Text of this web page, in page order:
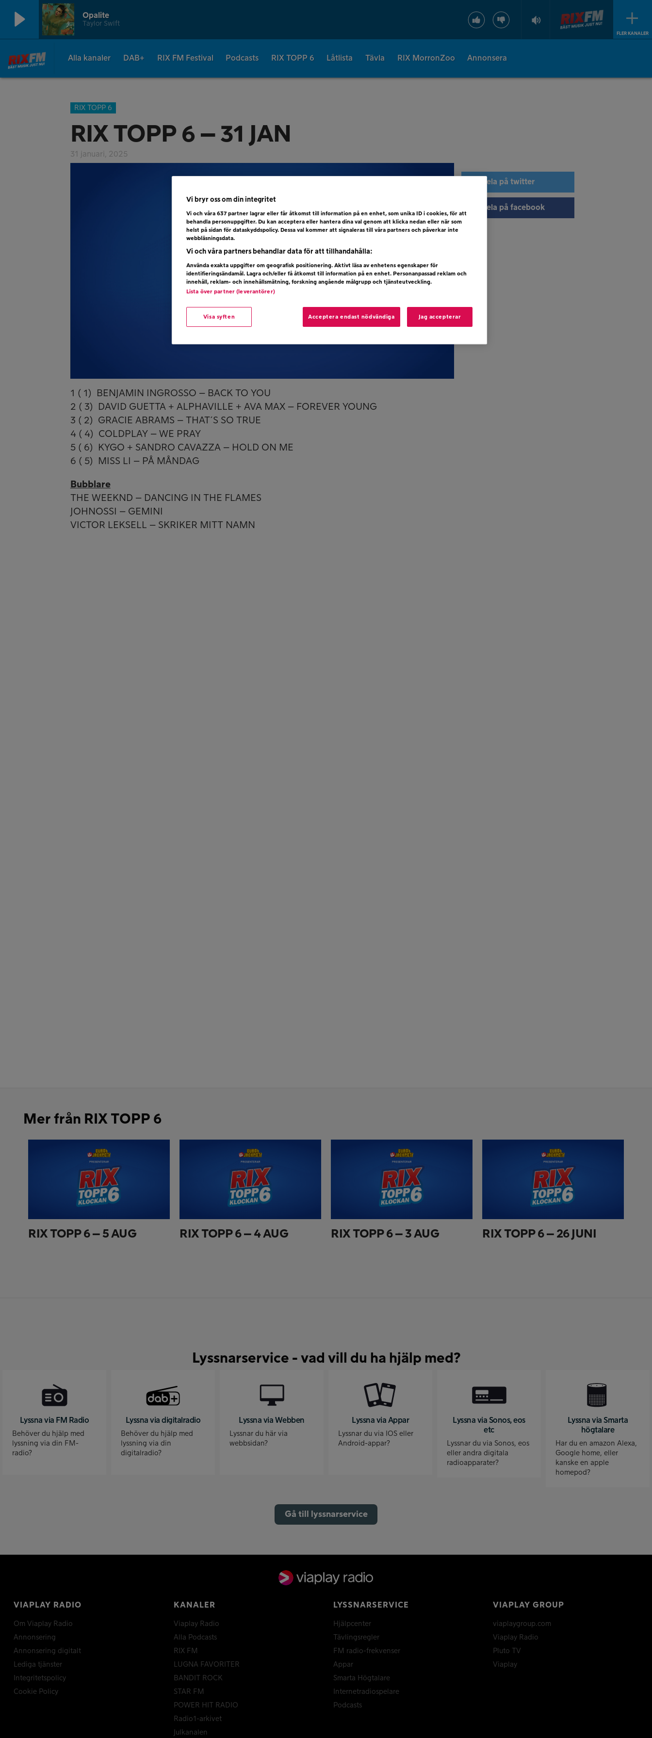
Opalite
Taylor Swift
FLER KANALER
Alla kanaler DAB+ RIX FM Festival Podcasts RIX TOPP 6 Låtlista Tävla RIX MorronZoo Annonsera
RIX TOPP 6
RIX TOPP 6 – 31 JAN
31 januari, 2025
1 ( 1) BENJAMIN INGROSSO – BACK TO YOU
2 ( 3) DAVID GUETTA + ALPHAVILLE + AVA MAX – FOREVER YOUNG
3 ( 2) GRACIE ABRAMS – THAT´S SO TRUE
4 ( 4) COLDPLAY – WE PRAY
5 ( 6) KYGO + SANDRO CAVAZZA – HOLD ON ME
6 ( 5) MISS LI – PÅ MÅNDAG
Bubblare
THE WEEKND – DANCING IN THE FLAMES
JOHNOSSI – GEMINI
VICTOR LEKSELL – SKRIKER MITT NAMN
Dela på twitter
Dela på facebook
Mer från RIX TOPP 6
RIX TOPP 6 – 5 AUG RIX TOPP 6 – 4 AUG RIX TOPP 6 – 3 AUG RIX TOPP 6 – 26 JUNI
Lyssnarservice - vad vill du ha hjälp med?
Lyssna via FM Radio
Behöver du hjälp med
lyssning via din FM-
radio?
Lyssna via digitalradio
Behöver du hjälp med
lyssning via din
digitalradio?
Lyssna via Webben
Lyssnar du här via
webbsidan?
Lyssna via Appar
Lyssnar du via IOS eller
Android-appar?
Lyssna via Sonos, eos
etc
Lyssnar du via Sonos, eos
eller andra digitala
radioapparater?
Lyssna via Smarta
högtalare
Har du en amazon Alexa,
Google home, eller
kanske en apple
homepod?
Gå till lyssnarservice
VIAPLAY RADIO
Om Viaplay Radio
Annonsering
Annonsering digitalt
Lediga tjänster
Integritetspolicy
Cookie Policy
KANALER
Viaplay Radio
Alla Podcasts
RIX FM
LUGNA FAVORITER
BANDIT ROCK
STAR FM
POWER HIT RADIO
Radio1-arkivet
Julkanalen
LYSSNARSERVICE
Hjälpcenter
Tävlingsregler
FM radio-frekvenser
Appar
Smarta Högtalare
Internetradiospelare
Podcasts
VIAPLAY GROUP
viaplaygroup.com
Viaplay Radio
Pluto TV
Viaplay
Vi bryr oss om din integritet
Vi och våra 637 partner lagrar eller får åtkomst till information på en enhet, som unika ID i cookies, för att
behandla personuppgifter. Du kan acceptera eller hantera dina val genom att klicka nedan eller när som
helst på sidan för dataskyddspolicy. Dessa val kommer att signaleras till våra partners och påverkar inte
webbläsningsdata.
Vi och våra partners behandlar data för att tillhandahålla:
Använda exakta uppgifter om geografisk positionering. Aktivt läsa av enhetens egenskaper för
identifieringsändamål. Lagra och/eller få åtkomst till information på en enhet. Personanpassad reklam och
innehåll, reklam- och innehållsmätning, forskning angående målgrupp och tjänsteutveckling.
Lista över partner (leverantörer)
Acceptera endast nödvändiga Jag accepterar
Visa syften